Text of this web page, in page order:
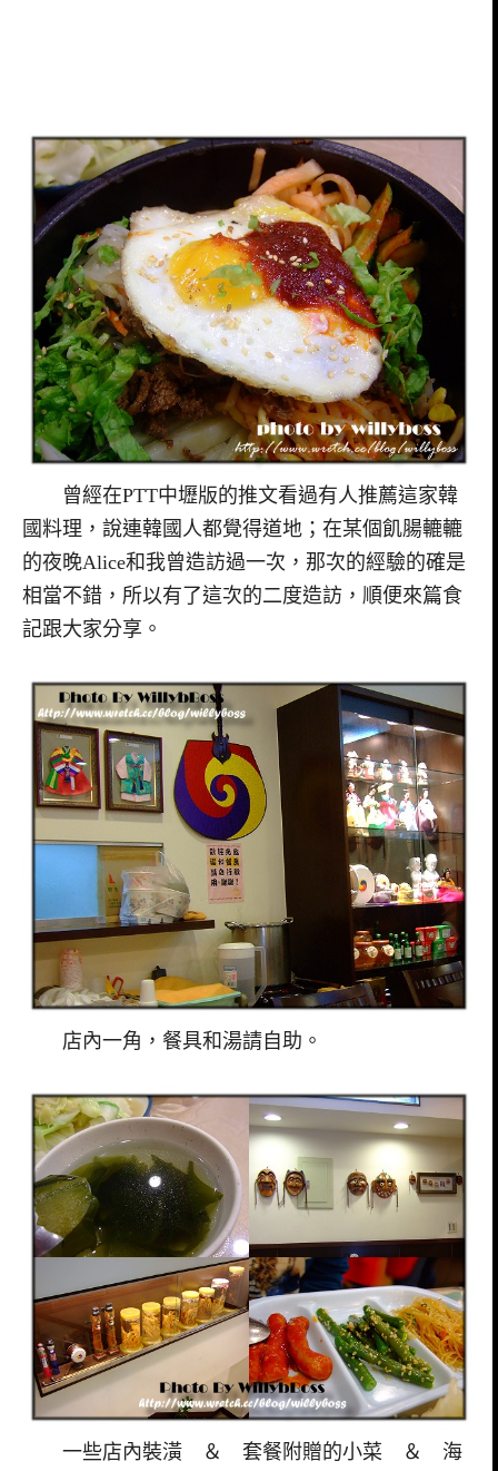
曾經在PTT中壢版的推文看過有人推薦這家韓
國料理，說連韓國人都覺得道地；在某個飢腸轆轆
的夜晚Alice和我曾造訪過一次，那次的經驗的確是
相當不錯，所以有了這次的二度造訪，順便來篇食
記跟大家分享。
店內一角，餐具和湯請自助。
一些店內裝潢 ＆ 套餐附贈的小菜 ＆ 海